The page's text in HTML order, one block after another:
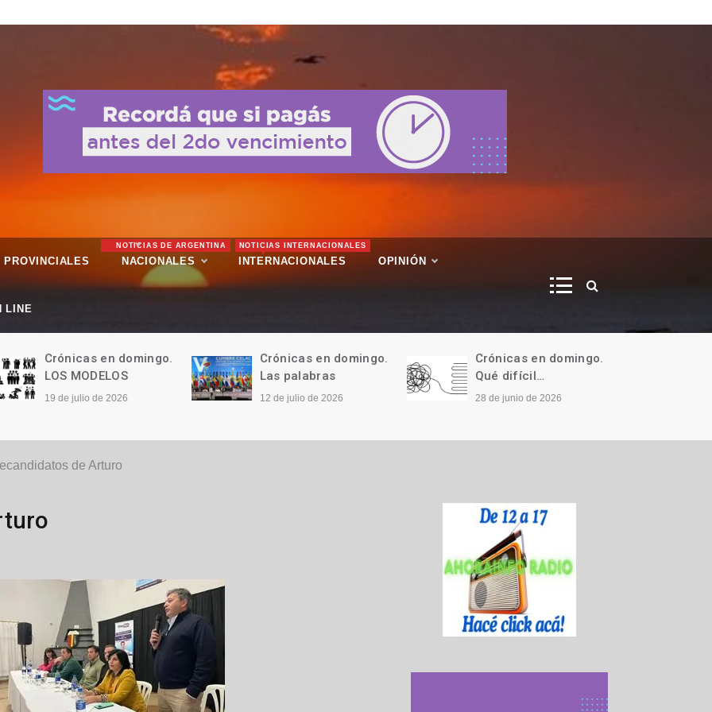
PROVINCIALES NACIONALES
NOTICIAS DE ARGENTINA
INTERNACIONALES
NOTICIAS INTERNACIONALES
OPINIÓN
LINE
Crónicas en domingo.
LOS MODELOS
19 de julio de 2026
Crónicas en domingo.
Las palabras
12 de julio de 2026
Crónicas en domingo.
Qué difícil…
28 de junio de 2026
de Arturo